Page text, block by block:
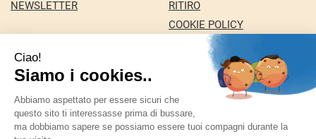
NEWSLETTER
RITIRO
COOKIE POLICY
INFORMATIVA PRIVACY
Farmacia Nuova snc dei Dottori Marco e
Giuseppina Fortini - Via Italia 72 24068 Seriate (BG)
marforti@tin.it|Tel.: 035294031| P.Iva: 03258590169 |